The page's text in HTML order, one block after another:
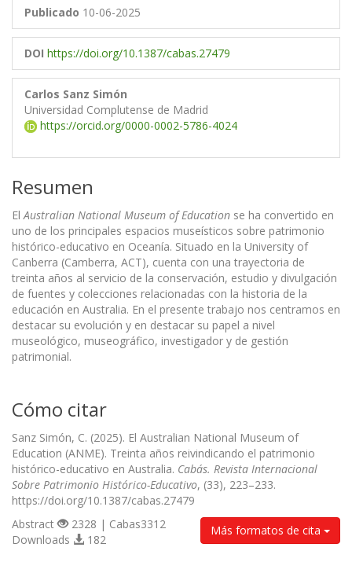
Publicado 10-06-2025
DOI https://doi.org/10.1387/cabas.27479
Carlos Sanz Simón
Universidad Complutense de Madrid
https://orcid.org/0000-0002-5786-4024
Resumen
ElAustralian National Museum of Education se ha convertido en
uno de los principales espacios museísticos sobre patrimonio
histórico-educativo en Oceanía. Situado en la University of
Canberra (Camberra, ACT), cuenta con una trayectoria de
treinta años al servicio de la conservación, estudio y divulgación
de fuentes y colecciones relacionadas con la historia de la
educación en Australia. En el presente trabajo nos centramos en
destacar su evolución y en destacar su papel a nivel
museológico, museográfico, investigador y de gestión
patrimonial.
Cómo citar
Sanz Simón, C. (2025). El Australian National Museum of
Education (ANME). Treinta años reivindicando el patrimonio
histórico-educativo en Australia. Cabás. Revista Internacional
Sobre Patrimonio Histórico-Educativo, (33), 223–233.
https://doi.org/10.1387/cabas.27479
Más formatos de cita
Abstract
2328 | Cabas3312
Downloads
182